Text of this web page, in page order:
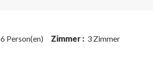
6 Person(en) Zimmer : 3 Zimmer